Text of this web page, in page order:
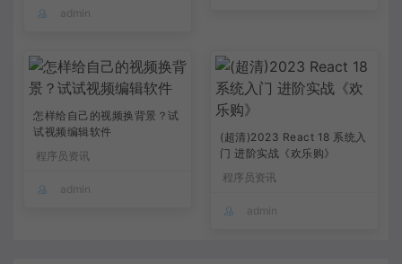
admin
怎样给自己的视频换背景？试
试视频编辑软件
程序员资讯
admin
(超清)2023 React 18 系统入
门 进阶实战《欢乐购》
程序员资讯
admin